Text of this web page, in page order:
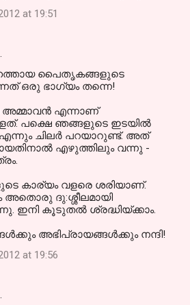
at 19:51
പൈതൃകങ്ങളുടെ
ഒരു ഭാഗ്യം തന്നെ!
എന്നാണ്
പക്ഷെ ഞങ്ങളുടെ ഇടയില്‍
ചിലര്‍ പറയാറുണ്ട്‌. അത്
എഴുത്തിലും വന്നു -
കാര്യം വളരെ ശരിയാണ്.
അതൊരു ദു:ശ്ശീലമായി
ഇനി കൂടുതല്‍ ശ്രദ്ധിയ്ക്കാം.
അഭിപ്രായങ്ങള്‍ക്കും നന്ദി!
at 19:56